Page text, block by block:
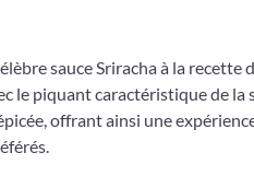
sauce Sriracha à la recette
le piquant caractéristique de la
offrant ainsi une